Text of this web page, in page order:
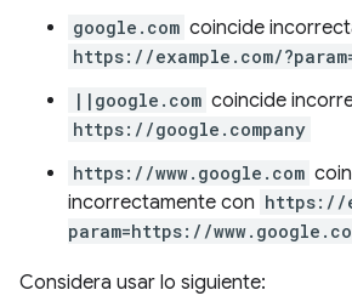
google.com coincide
https://example.com/
||google.com coincide
https://google.company
https://www.google.com
incorrectamente con https://
param=https://
Considera usar lo siguiente: